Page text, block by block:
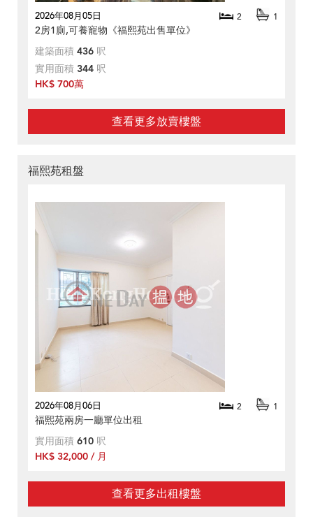
2026年08月05日 2 1
2房1廁,可養寵物《福熙苑出售單位》
建築面積 436 呎
實用面積 344 呎
HK$ 700萬
查看更多放賣樓盤
福熙苑租盤
2026年08月06日 2 1
福熙苑兩房一廳單位出租
實用面積 610 呎
HK$ 32,000 / 月
查看更多出租樓盤